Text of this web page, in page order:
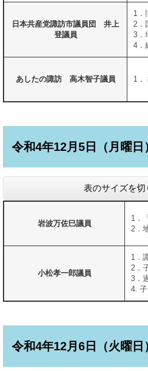
日本共産党諏訪市議員団 井上
登議員
1．
2．
3．
4．
あしたの諏訪 高木智子議員 1．
令和4年12月5日（月曜日
表のサイズを切
岩波万佐巳議員
1．
2．
小松孝一郎議員
1．
2．
3．
4.
令和4年12月6日（火曜日